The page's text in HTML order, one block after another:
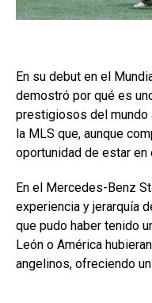
En su debut en el
demostró por qué es
prestigiosos del mundo
la MLS que, aunque
oportunidad de estar en
En el Mercedes-Benz
experiencia y jerarquía
que pudo haber tenido
León o América
angelinos, ofreciendo